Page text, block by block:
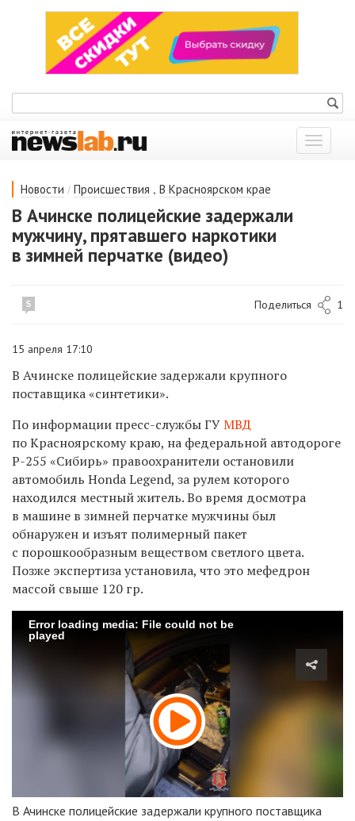
Показать
меню
Новости / Происшествия , В Красноярском крае
В Ачинске полицейские задержали
мужчину, прятавшего наркотики
в зимней перчатке (видео)
5 Поделиться 1
15 апреля 17:10
В Ачинске полицейские задержали крупного
поставщика «синтетики».
По информации пресс-службы ГУМВД
по Красноярскому краю, на федеральной автодороге
Р-255 «Сибирь» правоохранители остановили
автомобиль Honda Legend, за рулем которого
находился местный житель. Во время досмотра
в машине в зимней перчатке мужчины был
обнаружен и изъят полимерный пакет
с порошкообразным веществом светлого цвета.
Позже экспертиза установила, что это мефедрон
массой свыше 120 гр.
Error loading media: File could not be
played
В Ачинске полицейские задержали крупного поставщика